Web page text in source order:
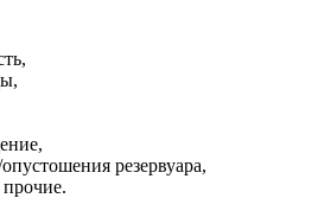
резервуара,